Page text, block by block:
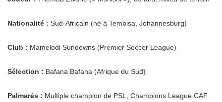
Nationalité : Sud-Africain (né à Tembisa, Johannesburg)
Club : Mamelodi Sundowns (Premier Soccer League)
Sélection : Bafana Bafana (Afrique du Sud)
Palmarès : Multiple champion de PSL, Champions League CAF